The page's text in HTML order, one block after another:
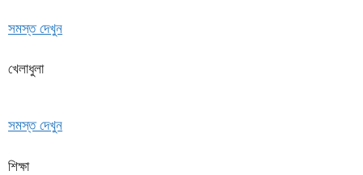
সমস্ত দেখুন
খেলাধুলা
সমস্ত দেখুন
শিক্ষা